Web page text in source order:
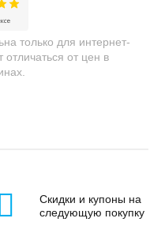
только для интернет-
от цен в
Скидки и купоны на
следующую покупку